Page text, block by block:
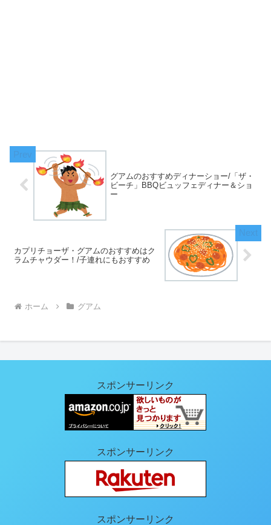
グアムのおすすめディナーショー/「ザ・
ビーチ」BBQビュッフェディナー＆ショ
ー
カプリチョーザ・グアムのおすすめはク
ラムチャウダー！/子連れにもおすすめ
ホーム グアム
スポンサーリンク
スポンサーリンク
スポンサーリンク